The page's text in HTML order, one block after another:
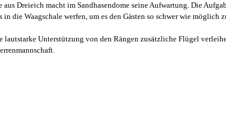
aus Dreieich macht im Sandhasendome seine Aufwartung. Die
in die Waagschale werfen, um es den Gästen so schwer wie möglich
lautstarke Unterstützung von den Rängen zusätzliche Flügel